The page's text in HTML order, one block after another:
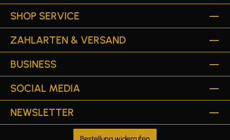
SHOP SERVICE
ZAHLARTEN & VERSAND
BUSINESS
SOCIAL MEDIA
NEWSLETTER